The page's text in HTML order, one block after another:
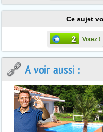
Ce sujet
2 Votez !
A voir aussi :